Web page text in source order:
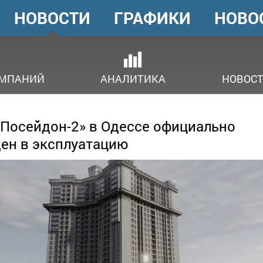
ГОЛОВНЕ
МЕНЮ
НОВОСТИ
АНАЛИТИКА
ГРАФИКИ
2» в Одессе официально
в эксплуатацию